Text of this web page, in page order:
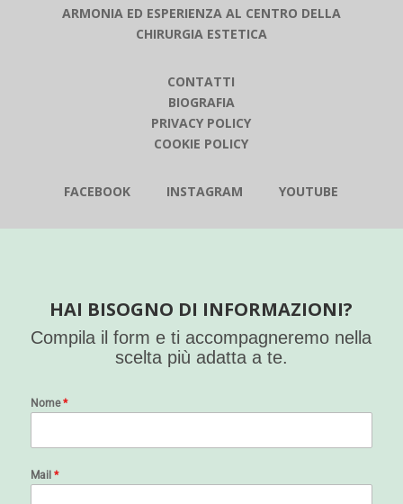
ARMONIA ED ESPERIENZA AL CENTRO DELLA
CHIRURGIA ESTETICA
CONTATTI
BIOGRAFIA
PRIVACY POLICY
COOKIE POLICY
FACEBOOK INSTAGRAM YOUTUBE
HAI BISOGNO DI INFORMAZIONI?
Compila il form e ti accompagneremo nella
scelta più adatta a te.
Nome*
Mail *